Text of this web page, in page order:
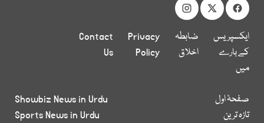
ایکسپریس
کے بارے
میں
ضابطہ
اخلاق
Privacy
Policy
Contact
Us
صفحۂ اول
تازہ ترین
Showbiz News in Urdu
Sports News in Urdu